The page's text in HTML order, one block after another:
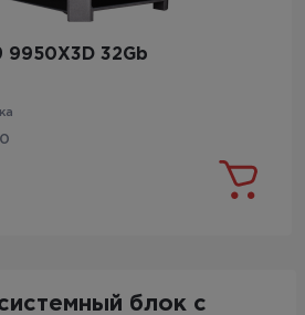
9950X3D 32Gb
0
блок с